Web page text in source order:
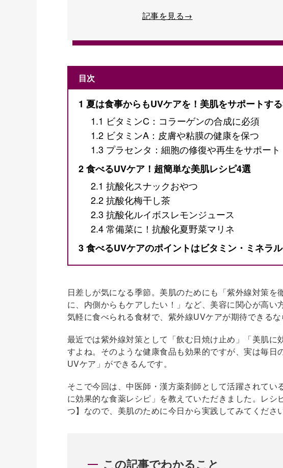
記事を見る→
目次
1 夏は食事からもUVケアを！美肌をサポートす
1.1 ビタミンC：コラーゲンの合成に必須
1.2 ビタミンA：皮膚や粘膜の健康を保つ
1.3 プラセンタ：細胞の修復や再生をサポート
2食べるUVケア！超簡単な美肌レシピ4選
2.1 抗酸化スナックおやつ
2.2抗酸化梅干し茶
2.3 抗酸化ルイボスレモンジュース
2.4常備菜に！抗酸化夏野菜マリネ
3食べるUVケアのポイントはビタミン・ミネラ
日差しが気になる季節。美肌のためにも「紫外線対策
に、内側からもケアしたい！」など、美容に関心が高い
気軽に食べられる食材で、紫外線UVケアが期待できる
最近では紫外線対策として「飲む日焼け止め」「美肌に
すよね。そのような健康食品も効果的ですが、実は毎
UVケア」ができるんです。
そこで今回は、中医師・漢方薬剤師として活躍されて
に効果的な食薬レシピ」を教えていただきました。レ
つ】なので、美肌のために今日から実践してみてくださ
この記事でわかること